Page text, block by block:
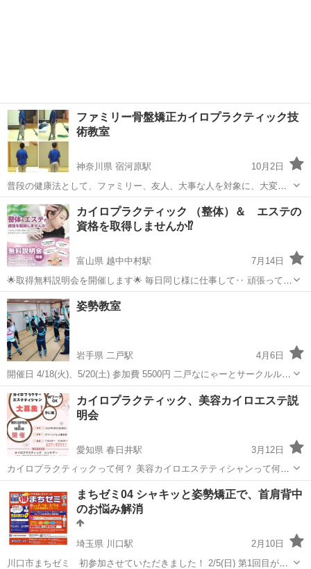
ファミリー骨盤矯正カイロプラクティック技
術教室
神奈川県 宿河原駅
10月2日
普段の健康法として、ファミリー、友人、大事な人を対象に、大変喜
んでもらえて超びっくりされるカイロプラクティックとPIR技術、セル
フ骨盤骨格矯正＆維持予防を学んでみませんか？ カイロプラクティッ
クはアメリカ発祥の列記とした医学...
神奈川 川崎市 宿河原駅 カイロプラクティック
カイロプラクティック （整体）＆ エステの
資格を取得しませんか⁉️
富山県 越中中村駅
7月14日
🌟取得無料説明会を開催します🌟 毎日同じ様に仕事して‥ 頑張って行
っているのに認めて貰えなかったり。 上司と部下からの板挟みで辛い
🥵 同じ事の繰り返しで達成感が全く無い💦 何か手に職をつけてたい！
自分や家族・友人のために...
富山 滑川市 越中中村駅
姿勢教室
岩手県 二戸駅
4月6日
開催日 4/18(火)、5/20(土) 参加費 5500円 二戸なにゃーとサークルルー
ム 自分の身体についてどんなことを知っていますか？ 改めて学んでみ
ると色々なことが見えてきます。 身体のこと、骨のこと、筋肉のこ
と、 カ...
岩手 二戸市 二戸駅 カイロ 姿勢
カイロプラクティック、美容カイロエステ説
明会
愛知県 春日井駅
3月12日
カイロプラクティックって何？ 美容カイロエステティシャンって何？
体の痛みなんででるの？ 予防する為には？ 免疫力を上げる為には？
仕事にするには？ いろんなお話を聞ける説明会を開催します(*^^*) 体
の事を知り、みんな...
春日井市 春日井駅 カイロ カイロプラクティック
まちゼミ04 シャキッと姿勢矯正で、首肩背中
のお悩み解消
埼玉県 川口駅
2月10日
川口市まちゼミ 初参加させていただきました！ 2/5(日) 第1回目が終